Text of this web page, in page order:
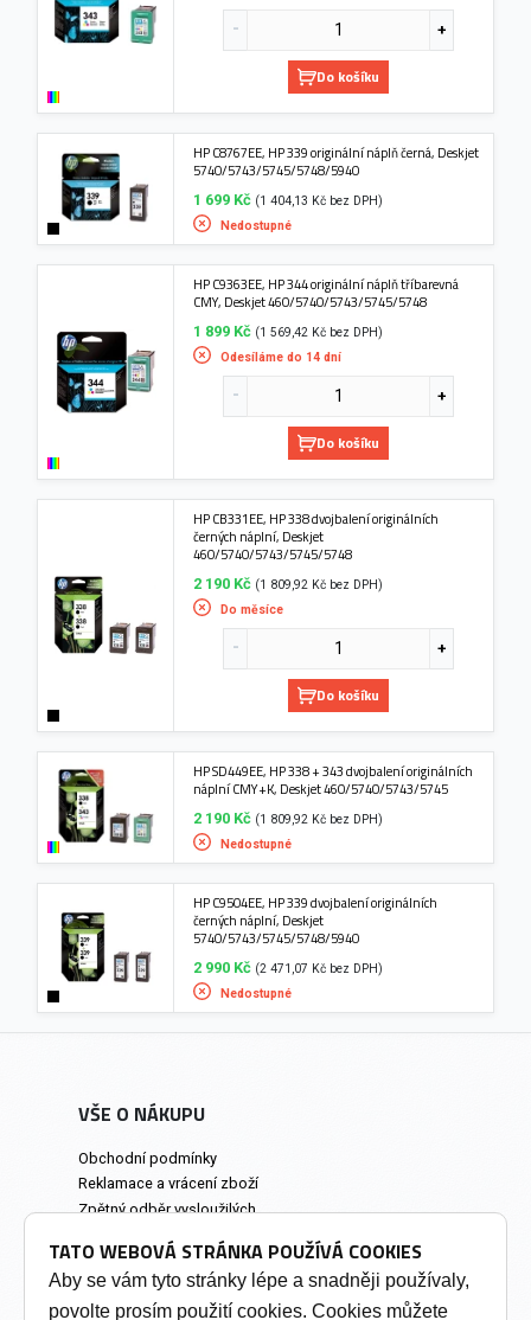
Do košíku
HP C8767EE, HP 339 originální náplň černá, Deskjet
5740/5743/5745/5748/5940
1 699 Kč (1 404,13 Kč bez DPH)
Nedostupné
HP C9363EE, HP 344 originální náplň tříbarevná
CMY, Deskjet 460/5740/5743/5745/5748
1 899 Kč (1 569,42 Kč bez DPH)
Odesíláme do 14 dní
Do košíku
HP CB331EE, HP 338 dvojbalení originálních
černých náplní, Deskjet
460/5740/5743/5745/5748
2 190 Kč (1 809,92 Kč bez DPH)
Do měsíce
Do košíku
HP SD449EE, HP 338 + 343 dvojbalení originálních
náplní CMY+K, Deskjet 460/5740/5743/5745
2 190 Kč (1 809,92 Kč bez DPH)
Nedostupné
HP C9504EE, HP 339 dvojbalení originálních
černých náplní, Deskjet
5740/5743/5745/5748/5940
2 990 Kč (2 471,07 Kč bez DPH)
Nedostupné
VŠE O NÁKUPU
Obchodní podmínky
Reklamace a vrácení zboží
Zpětný odběr vysloužilých
Prodejna a osobní odběr
TATO WEBOVÁ STRÁNKA POUŽÍVÁ COOKIES
Aby se vám tyto stránky lépe a snadněji používaly,
povolte prosím použití cookies. Cookies můžete